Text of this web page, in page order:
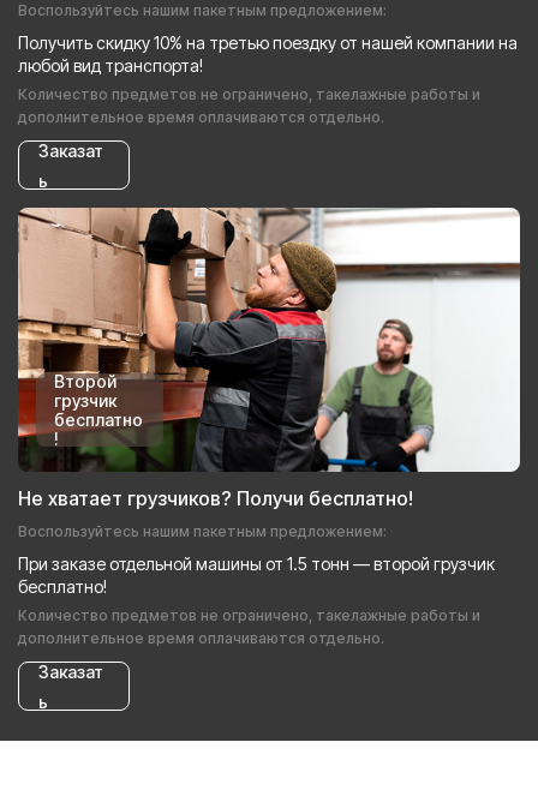
Воспользуйтесь нашим пакетным предложением:
Получить скидку 10% на третью поездку от нашей компании на
любой вид транспорта!
Количество предметов не ограничено, такелажные работы и
дополнительное время оплачиваются отдельно.
Заказат
ь
Второй
грузчик
бесплатно
!
Не хватает грузчиков? Получи бесплатно!
Воспользуйтесь нашим пакетным предложением:
При заказе отдельной машины от 1.5 тонн — второй грузчик
бесплатно!
Количество предметов не ограничено, такелажные работы и
дополнительное время оплачиваются отдельно.
Заказат
ь